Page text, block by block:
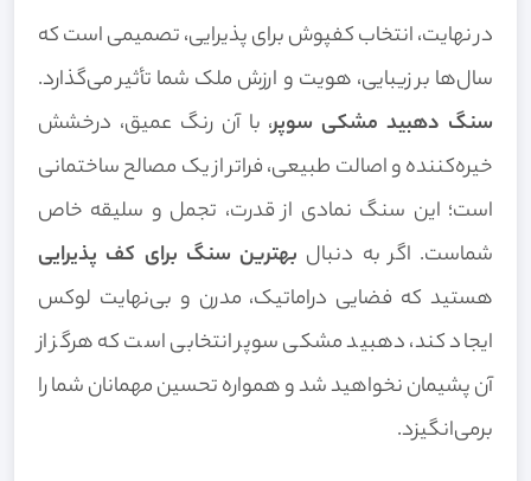
در نهایت، انتخاب کفپوش برای پذیرایی، تصمیمی است که
سال‌ها بر زیبایی، هویت و ارزش ملک شما تأثیر می‌گذارد.
سنگ دهبید مشکی سوپر، با آن رنگ عمیق، درخشش
خیره‌کننده و اصالت طبیعی، فراتر از یک مصالح ساختمانی
است؛ این سنگ نمادی از قدرت، تجمل و سلیقه خاص
شماست. اگر به دنبال بهترین سنگ برای کف پذیرایی
هستید که فضایی دراماتیک، مدرن و بی‌نهایت لوکس
ایجاد کند، دهبید مشکی سوپر انتخابی است که هرگز از
آن پشیمان نخواهید شد و همواره تحسین مهمانان شما را
برمی‌انگیزد.